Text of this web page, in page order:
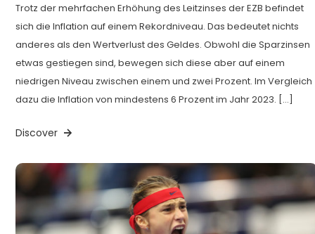
Trotz der mehrfachen Erhöhung des Leitzinses der EZB befindet
sich die Inflation auf einem Rekordniveau. Das bedeutet nichts
anderes als den Wertverlust des Geldes. Obwohl die Sparzinsen
etwas gestiegen sind, bewegen sich diese aber auf einem
niedrigen Niveau zwischen einem und zwei Prozent. Im Vergleich
dazu die Inflation von mindestens 6 Prozent im Jahr 2023. […]
Discover